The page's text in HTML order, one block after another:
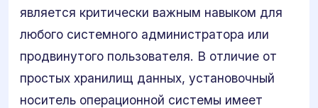
является критически важным навыком для
любого системного администратора или
продвинутого пользователя. В отличие от
простых хранилищ данных, установочный
носитель операционной системы имеет